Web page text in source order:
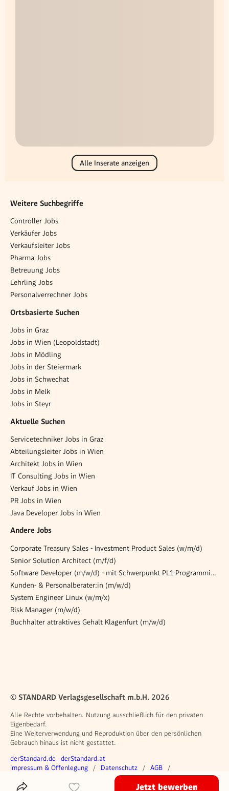
Alle Inserate anzeigen
Weitere Suchbegriffe
Controller Jobs
Verkäufer Jobs
Verkaufsleiter Jobs
Pharma Jobs
Betreuung Jobs
Lehrling Jobs
Personalverrechner Jobs
Ortsbasierte Suchen
Jobs in Graz
Jobs in Wien (Leopoldstadt)
Jobs in Mödling
Jobs in der Steiermark
Jobs in Schwechat
Jobs in Melk
Jobs in Steyr
Aktuelle Suchen
Servicetechniker Jobs in Graz
Abteilungsleiter Jobs in Wien
Architekt Jobs in Wien
IT Consulting Jobs in Wien
Verkauf Jobs in Wien
PR Jobs in Wien
Java Developer Jobs in Wien
Andere Jobs
Corporate Treasury Sales - Investment Product Sales (w/m/d)
Senior Solution Architect (m/f/d)
Software Developer (m/w/d) - mit Schwerpunkt PL1-Programmierung
Kunden- & Personalberater:in (m/w/d)
System Engineer Linux (w/m/x)
Risk Manager (m/w/d)
Buchhalter attraktives Gehalt Klagenfurt (m/w/d)
Jetzt bewerben
© STANDARD Verlagsgesellschaft m.b.H. 2026
Alle Rechte vorbehalten. Nutzung ausschließlich für den privaten
Eigenbedarf.
Eine Weiterverwendung und Reproduktion über den persönlichen
Gebrauch hinaus ist nicht gestattet.
Weitere Angebote
derStandard.de derStandard.at
Rechtliches
Impressum & Offenlegung Datenschutz
AGB